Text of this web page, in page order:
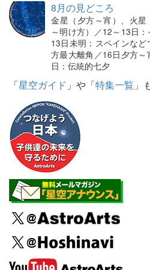
8月の見どころ
金星（夕方～宵）、火
～明け方）／12～13日
13日未明：スペインな
方最大離角／16日夕方
日：伝統的七夕
「星空ガイド 」や「特集一覧 」